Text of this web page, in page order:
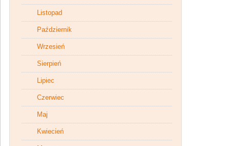
Listopad
Październik
Wrzesień
Sierpień
Lipiec
Czerwiec
Maj
Kwiecień